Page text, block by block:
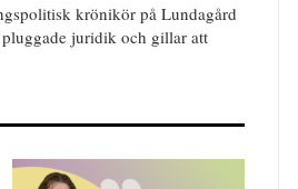
krönikör på Lundagård
juridik och gillar att